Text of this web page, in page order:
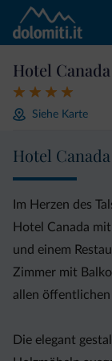
Hotel Canada
Siehe Karte
Hotel Canada
Im Herzen des
Hotel Canada
und einem
Zimmer mit
allen
Die elegant